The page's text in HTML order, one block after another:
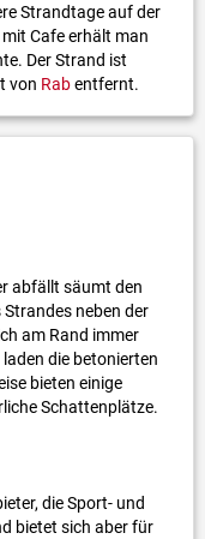
Strandtage auf der
Cafe erhält man
Der Strand ist
von Rabentfernt.
abfällt säumt den
neben der
am Rand immer
die betonierten
bieten einige
Schattenplätze.
die Sport- und
bietet sich aber für